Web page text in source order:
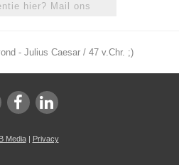
hier? Mail ons
- Julius Caesar / 47 v.Chr. ;)
Media| Privacy